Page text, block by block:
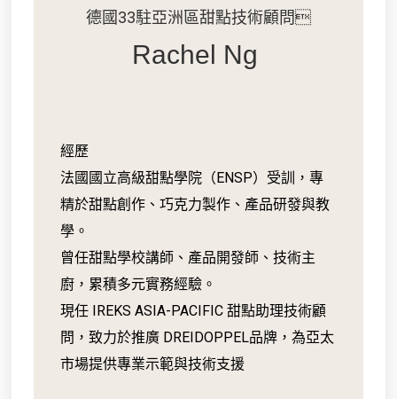
德國33駐亞洲區甜點技術顧問
Rachel Ng
經歷
法國國立高級甜點學院（ENSP）受訓，專
精於甜點創作、巧克力製作、產品研發與教
學。
曾任甜點學校講師、產品開發師、技術主
廚，累積多元實務經驗。
現任 IREKS ASIA-PACIFIC 甜點助理技術顧
問，致力於推廣 DREIDOPPEL品牌，為亞太
市場提供專業示範與技術支援